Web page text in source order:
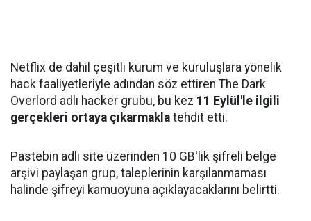
Netflix de dahil çeşitli kurum ve kuruluşlara yönelik
hack faaliyetleriyle adından söz ettiren The Dark
Overlord adlı hacker grubu, bu kez 11 Eylül'le ilgili
gerçekleri ortaya çıkarmakla tehdit etti.
Pastebin adlı site üzerinden 10 GB'lik şifreli belge
arşivi paylaşan grup, taleplerinin karşılanmaması
halinde şifreyi kamuoyuna açıklayacaklarını belirtti.